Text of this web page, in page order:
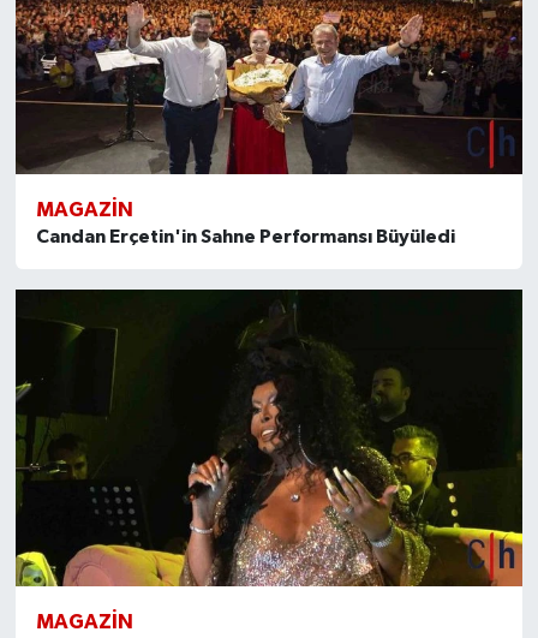
MAGAZİN
Candan Erçetin'in Sahne Performansı Büyüledi
MAGAZİN